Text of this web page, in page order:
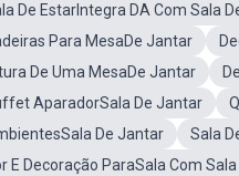
De EstarIntegra DA Com Sala
Para MesaDe Jantar
De Uma MesaDe Jantar
AparadorSala De Jantar
De Jantar
Sala
E Decoração ParaSala Com